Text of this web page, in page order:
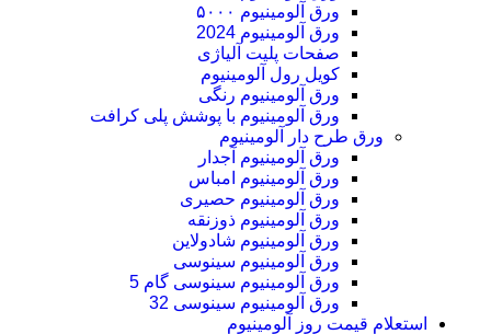
ورق آلومینیوم ۵۰۰۰
ورق آلومینیوم 2024
صفحات پلیت آلیاژی
کویل رول آلومینیوم
ورق‌ آلومینیوم رنگی
ورق آلومینیوم با پوشش پلی کرافت
ورق طرح دار آلومینیوم
ورق آلومینیوم آجدار
ورق آلومینیوم امباس
ورق آلومینیوم حصیری
ورق آلومینیوم ذوزنقه
ورق آلومینیوم شادولاین
ورق آلومینیوم سینوسی
ورق آلومینیوم سینوسی گام 5
ورق آلومینیوم سینوسی 32
استعلام قیمت روز آلومینیوم